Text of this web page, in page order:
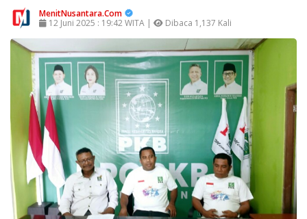
MenitNusantara.Com
12 Juni 2025 : 19:42 WITA |
Dibaca 1,137 Kali